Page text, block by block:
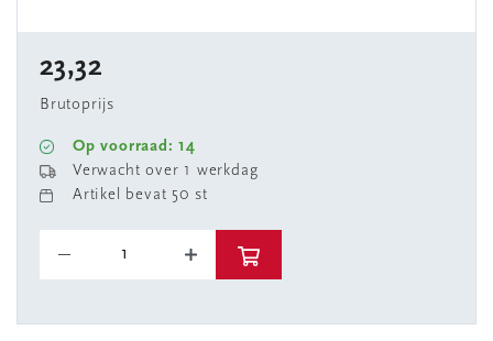
23,32
Brutoprijs
Op voorraad: 14
Verwacht over 1 werkdag
Artikel bevat 50 st